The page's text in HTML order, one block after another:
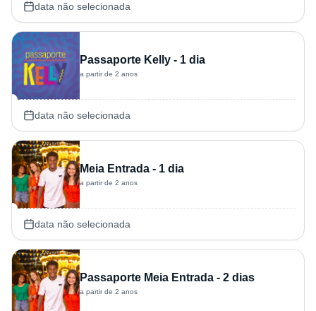
data não selecionada
Passaporte Kelly - 1 dia
a partir de 2 anos
data não selecionada
Meia Entrada - 1 dia
a partir de 2 anos
data não selecionada
Passaporte Meia Entrada - 2 dias
a partir de 2 anos